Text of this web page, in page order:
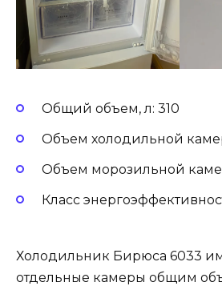
Общий объем, л: 310
Объем холодильной
Объем морозильной
Класс
Холодильник Бирюса 6033
отдельные камеры общим